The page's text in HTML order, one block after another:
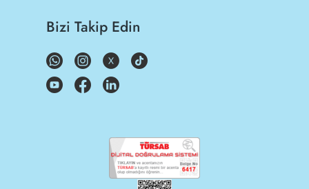
Bizi Takip Edin